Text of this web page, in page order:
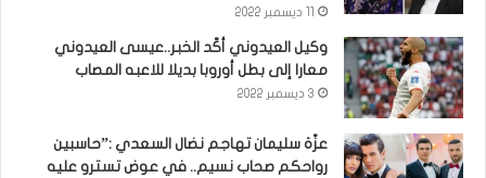
وكيل العيدوني أكّد الخبر..عيسى العيدوني
معارا إلى بطل أوروبا بديلا للاعبه المصاب
3 ديسمبر 2022
عزّة سليمان تهاجم نضال السعدي :”حاسبين
رواحكم صحاب نسيم.. في عوض تسترو عليه